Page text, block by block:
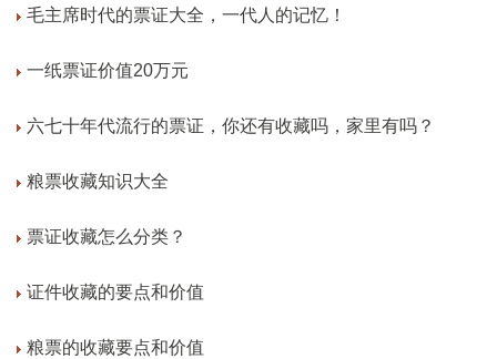
毛主席时代的票证大全，一代人的记忆！
一纸票证价值20万元
六七十年代流行的票证，你还有收藏吗，家里有吗？
粮票收藏知识大全
票证收藏怎么分类？
证件收藏的要点和价值
粮票的收藏要点和价值